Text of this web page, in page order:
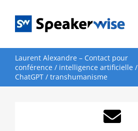
contenu
Laurent Alexandre – Contact pour
conférence / intelligence artificielle /
ChatGPT / transhumanisme